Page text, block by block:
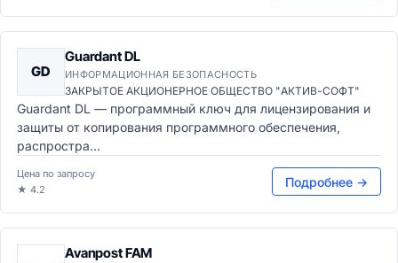
GD
Guardant DL
ИНФОРМАЦИОННАЯ БЕЗОПАСНОСТЬ
ЗАКРЫТОЕ АКЦИОНЕРНОЕ ОБЩЕСТВО "АКТИВ-СОФТ"
Guardant DL — программный ключ для лицензирования и
защиты от копирования программного обеспечения,
распростра...
Цена по запросу
★ 4.2
Подробнее →
Avanpost FAM